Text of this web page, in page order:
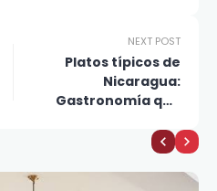
NEXT POST
Platos típicos de
Nicaragua:
Gastronomía que